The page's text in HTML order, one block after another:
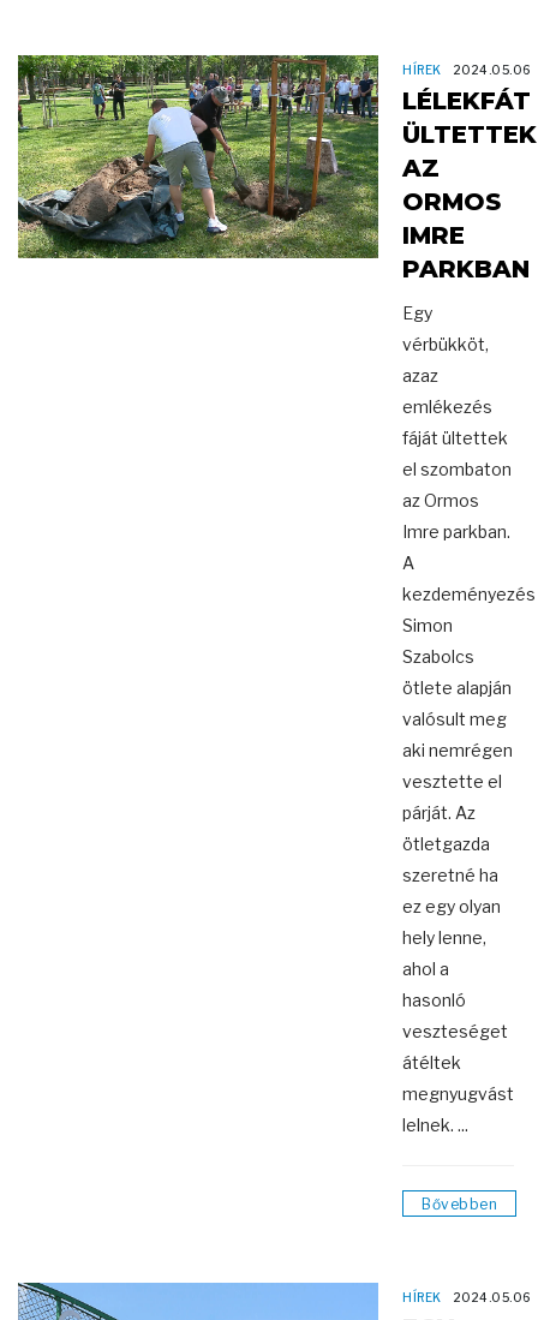
HÍREK 2024.05.06
LÉLEKFÁT
ÜLTETTEK
AZ
ORMOS
IMRE
PARKBAN
Egy
vérbükköt,
azaz
emlékezés
fáját ültettek
el szombaton
az Ormos
Imre parkban.
A
kezdeményezés
Simon
Szabolcs
ötlete alapján
valósult meg
aki nemrégen
vesztette el
párját. Az
ötletgazda
szeretné ha
ez egy olyan
hely lenne,
ahol a
hasonló
veszteséget
átéltek
megnyugvást
lelnek. ...
Bővebben
HÍREK 2024.05.06